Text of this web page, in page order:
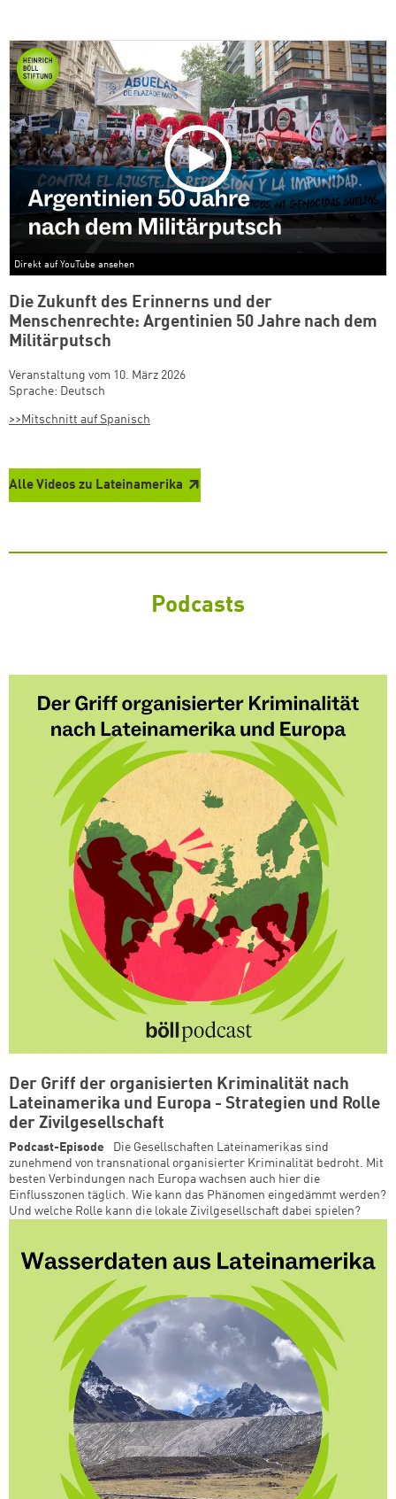
Direkt auf YouTube ansehen
Die Zukunft des Erinnerns und der
Menschenrechte: Argentinien 50 Jahre nach dem
Militärputsch
Veranstaltung vom 10. März 2026
Sprache: Deutsch
>>Mitschnitt auf Spanisch
Alle Videos zu Lateinamerika
Podcasts
Der Griff der organisierten Kriminalität nach
Lateinamerika und Europa - Strategien und Rolle
der Zivilgesellschaft
Podcast-Episode
Die Gesellschaften Lateinamerikas sind
zunehmend von transnational organisierter Kriminalität bedroht. Mit
besten Verbindungen nach Europa wachsen auch hier die
Einflusszonen täglich. Wie kann das Phänomen eingedämmt werden?
Und welche Rolle kann die lokale Zivilgesellschaft dabei spielen?
Zum Warenkorb
weiter lesen Zum Warenkorb